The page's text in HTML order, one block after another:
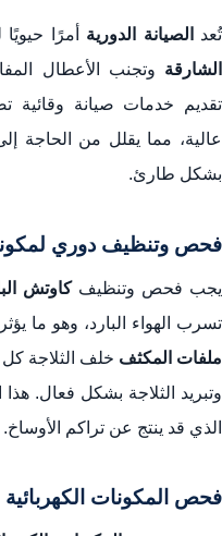
تُعد الصيانة الدورية أمرًا
الشارقة وتجنب الأعطال
تقديم خدمات صيانة وقائية
عالية، مما يقلل من الحاجة
بشكل طارئ.
فحص وتنظيف دوري
يجب فحص وتنظيفكاوتش
تسرب الهواء البارد، وهو ما
ملفات المكثف خلف الثلاجة كل 6 أشهر لتحسين أداء
وتبريد الثلاجة بشكل فعال.
الذي قد ينتج عن تراكم الأوساخ.
فحص المكونات